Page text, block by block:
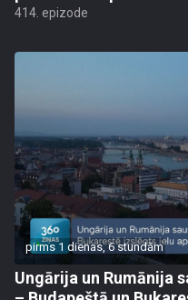
414. epizode
pirms 1 dienas, 6 stundām
Ungārija un Rumānija